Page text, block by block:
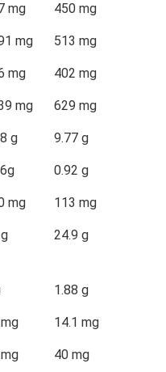
mg 450 mg
mg 513 mg
mg 402 mg
mg 629 mg
g 9.77 g
0.92 g
mg 113 mg
24.9 g
1.88 g
14.1 mg
40 mg